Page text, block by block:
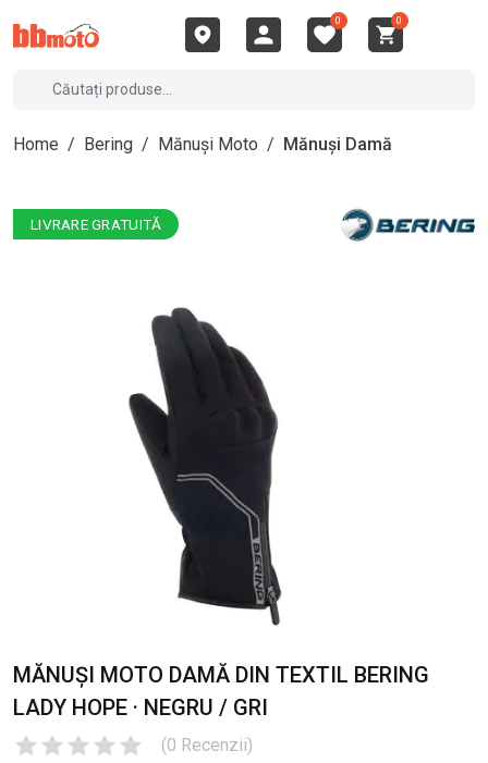
0 0
Home / Bering / Mănuși Moto / Mănuși Damă
LIVRARE GRATUITĂ
MĂNUȘI MOTO DAMĂ DIN TEXTIL BERING
LADY HOPE · NEGRU / GRI
(0 Recenzii)